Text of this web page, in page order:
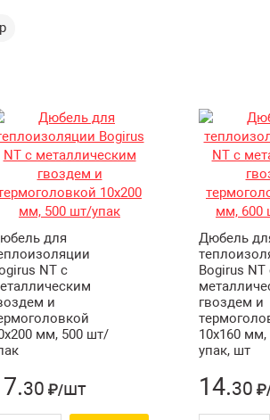
для
NT с
и
мм, 500 шт/
.30 ₽/шт
Дюбель
Bogirus NT
гвоздем и
10х160
упак, шт
14.30